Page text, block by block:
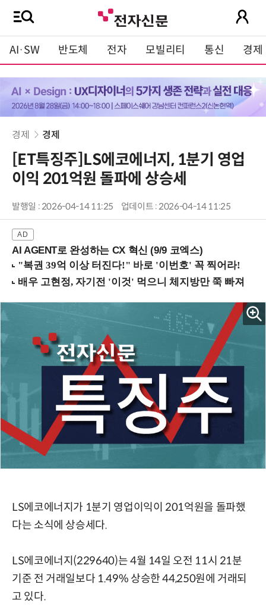
AI·SW 반도체 전자 모빌리티 통신 경제
경제 경제
[ET특징주]LS에코에너지, 1분기 영업
이익 201억원 돌파에 상승세
발행일 : 2026-04-14 11:25 업데이트 : 2026-04-14 11:25
AI AGENT로 완성하는 CX 혁신 (9/9 코엑스)
LS에코에너지가 1분기 영업이익이 201억원을 돌파했
다는 소식에 상승세다.
LS에코에너지(229640)는 4월 14일 오전 11시 21분
기준 전 거래일보다 1.49% 상승한 44,250원에 거래되
고 있다.